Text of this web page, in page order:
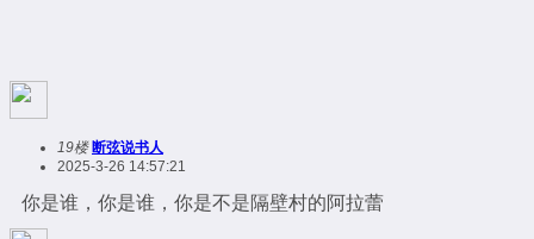
19楼 断弦说书人
2025-3-26 14:57:21
你是谁，你是谁，你是不是隔壁村的阿拉蕾